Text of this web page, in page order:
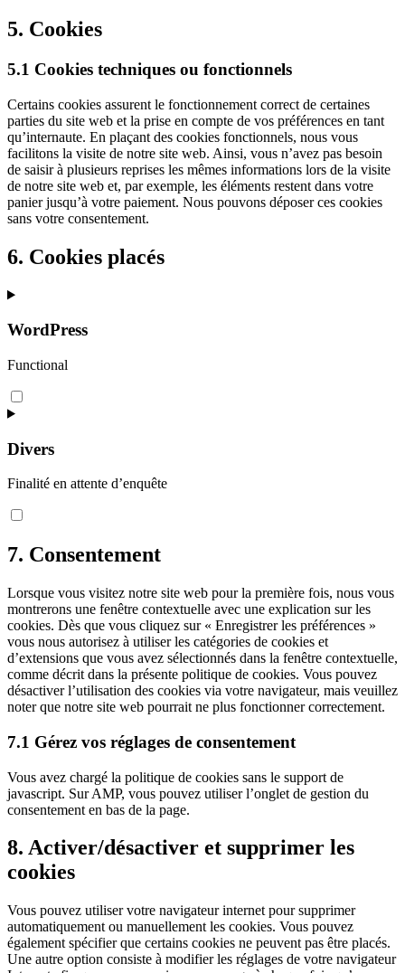
5. Cookies
5.1 Cookies techniques ou fonctionnels
Certains cookies assurent le fonctionnement correct de certaines
parties du site web et la prise en compte de vos préférences en tant
qu’internaute. En plaçant des cookies fonctionnels, nous vous
facilitons la visite de notre site web. Ainsi, vous n’avez pas besoin
de saisir à plusieurs reprises les mêmes informations lors de la visite
de notre site web et, par exemple, les éléments restent dans votre
panier jusqu’à votre paiement. Nous pouvons déposer ces cookies
sans votre consentement.
6. Cookies placés
WordPress
Functional
Consent
to
wordpress
Divers
Finalité en attente d’enquête
Consent
service
divers
7. Consentement
Lorsque vous visitez notre site web pour la première fois, nous vous
montrerons une fenêtre contextuelle avec une explication sur les
cookies. Dès que vous cliquez sur « Enregistrer les préférences »
vous nous autorisez à utiliser les catégories de cookies et
d’extensions que vous avez sélectionnés dans la fenêtre contextuelle,
comme décrit dans la présente politique de cookies. Vous pouvez
désactiver l’utilisation des cookies via votre navigateur, mais veuillez
noter que notre site web pourrait ne plus fonctionner correctement.
7.1 Gérez vos réglages de consentement
Vous avez chargé la politique de cookies sans le support de
javascript. Sur AMP, vous pouvez utiliser l’onglet de gestion du
consentement en bas de la page.
8. Activer/désactiver et supprimer les
cookies
Vous pouvez utiliser votre navigateur internet pour supprimer
automatiquement ou manuellement les cookies. Vous pouvez
également spécifier que certains cookies ne peuvent pas être placés.
Une autre option consiste à modifier les réglages de votre navigateur